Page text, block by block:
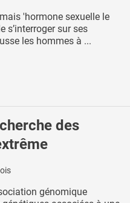
'hormone sexuelle le
s’interroger sur ses
les hommes à ...
des
génomique